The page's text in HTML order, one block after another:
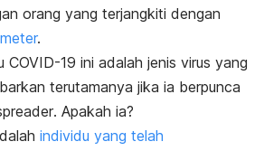
orang yang terjangkiti dengan
.
COVID-19 ini adalah jenis virus yang
terutamanya jika ia berpunca
. Apakah ia?
individu yang telah